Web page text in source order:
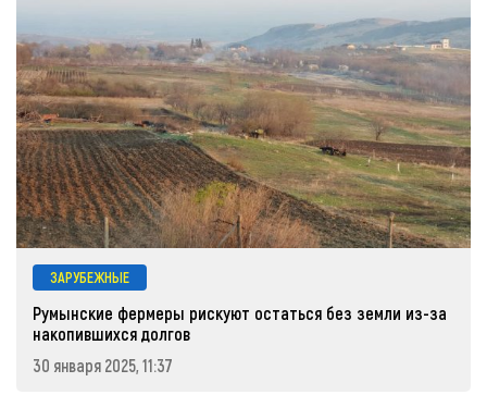
ЗАРУБЕЖНЫЕ
Румынские фермеры рискуют остаться без земли из-за
накопившихся долгов
30 января 2025, 11:37